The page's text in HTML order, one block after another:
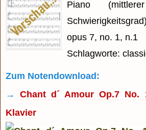
Piano
opus 7, no. 1, n.1
Schlagworte:
Zum Notendownload:
→Chant d´ Amour Op.7
Klavier